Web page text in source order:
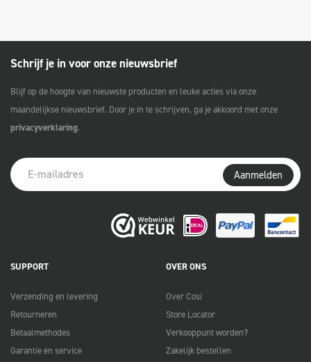
Schrijf je in voor onze nieuwsbrief
Blijf op de hoogte van nieuwste producten en leuke acties via onze
maandelijkse nieuwsbrief. Door je in te schrijven, ga je akkoord met onze
privacyverklaring.
Aanmelden
SUPPORT
Verzending en levering
Retourneren
Betaalmethodes
Garantie en service
OVER ONS
Over Cosi
Store Locator
Verkooppunt worden?
Zakelijk bestellen